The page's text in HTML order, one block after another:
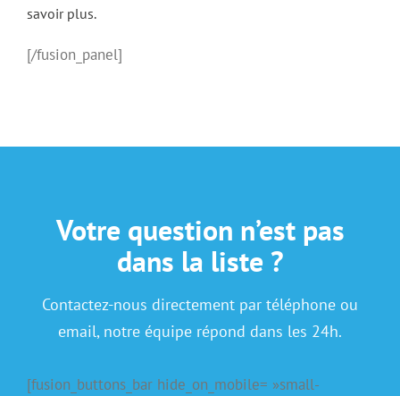
savoir plus.
[/fusion_panel]
Votre question n’est pas
dans la liste ?
Contactez-nous directement par téléphone ou
email, notre équipe répond dans les 24h.
[fusion_buttons_bar hide_on_mobile= »small-